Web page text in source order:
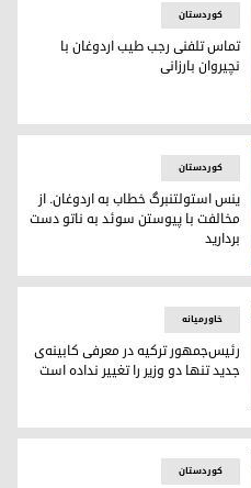
کوردستان و رجب طیب اردوغان،
کوردستان
تماس تلفنی رجب طیب اردوغان با
نچیروان بارزانی
کوردستان
ینس استولتنبرگ خطاب به اردوغان. از
مخالفت با پیوستن سوئد به ناتو دست
بردارید
خاورمیانه
رئیس‌جمهور ترکیه در معرفی کابینه‌ی
جدید تنها دو وزیر را تغییر نداده است
کوردستان